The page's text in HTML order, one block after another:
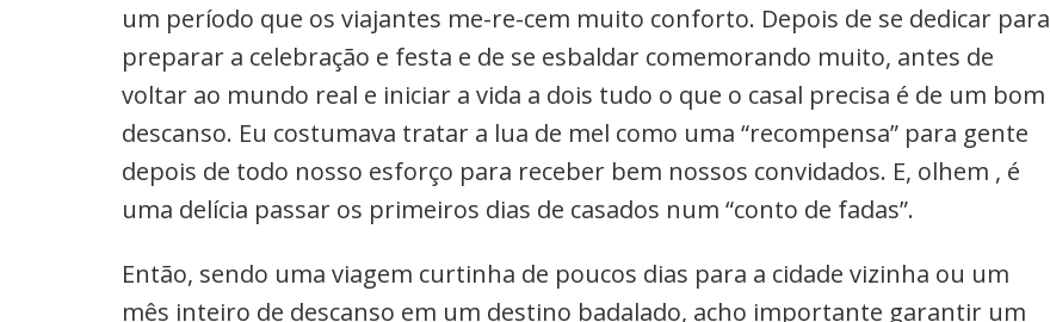
um período que os viajantes me-re-cem muito conforto. Depois de se dedicar para
preparar a celebração e festa e de se esbaldar comemorando muito, antes de
voltar ao mundo real e iniciar a vida a dois tudo o que o casal precisa é de um bom
descanso. Eu costumava tratar a lua de mel como uma “recompensa” para gente
depois de todo nosso esforço para receber bem nossos convidados. E, olhem , é
uma delícia passar os primeiros dias de casados num “conto de fadas”.
Então, sendo uma viagem curtinha de poucos dias para a cidade vizinha ou um
mês inteiro de descanso em um destino badalado, acho importante garantir um